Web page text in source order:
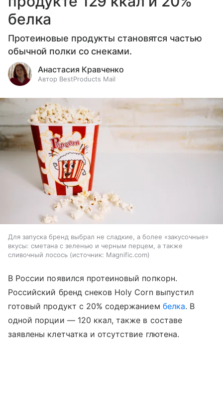
белка
Протеиновые продукты становятся частью
обычной полки со снеками.
Анастасия Кравченко
Автор BestProducts Mail
Для запуска бренд выбрал не сладкие, а более «закусочные»
вкусы: сметана с зеленью и черным перцем, а также
сливочный лосось
источник: Magnific.com
В России появился протеиновый попкорн.
Российский бренд снеков Holy Corn выпустил
готовый продукт с 20% содержанием белка. В
одной порции — 120 ккал, также в составе
заявлены клетчатка и отсутствие глютена.